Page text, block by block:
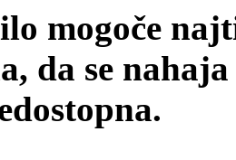
mogoče
da se